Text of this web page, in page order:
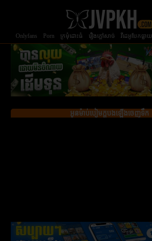
Onlyfans Porn ក្រមំុដោះធំ រឿងក្ដៅសាច់ វីដេអូបែកធ្លាយ
អូនម៉ាប់បៀមក្ដបងឡើងចេញទឹក